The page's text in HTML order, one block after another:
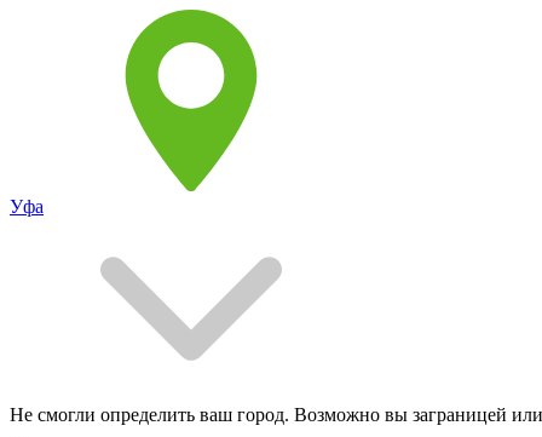
Уфа
Не смогли определить ваш город. Возможно вы заграницей или